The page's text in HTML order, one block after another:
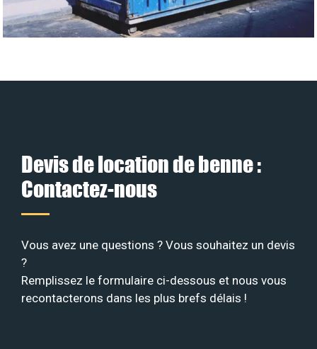
Devis de location de benne :
Contactez-nous
Vous avez une questions ? Vous souhaitez un devis
?
Remplissez le formulaire ci-dessous et nous vous
recontacterons dans les plus brefs délais !